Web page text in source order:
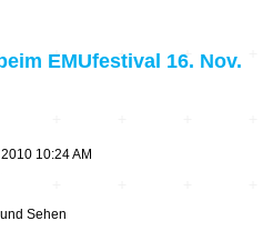
EMUfestival 16. Nov.
10:24 AM
Sehen